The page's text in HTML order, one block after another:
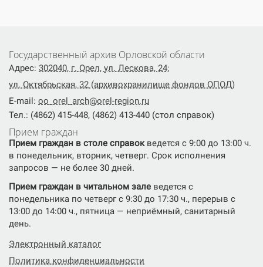
Государственный архив Орловской области
Адрес: 302040, г. Орел, ул. Лескова, 24;
ул. Октябрьская, 32 (архивохранилище фондов ОПОД)
E-mail: oo_orel_arch@orel-region.ru
Тел.: (4862) 415-448, (4862) 413-440 (стол справок)
Прием граждан
Прием граждан в столе справокведется с 9:00 до 13:00 ч.
в понедельник, вторник, четверг. Срок исполнения
запросов — не более 30 дней.
Прием граждан в читальном зале ведется с
понедельника по четверг с 9:30 до 17:30 ч., перерыв с
13:00 до 14:00 ч., пятница — неприёмный, санитарный
день.
Электронный каталог
Политика конфиденциальности